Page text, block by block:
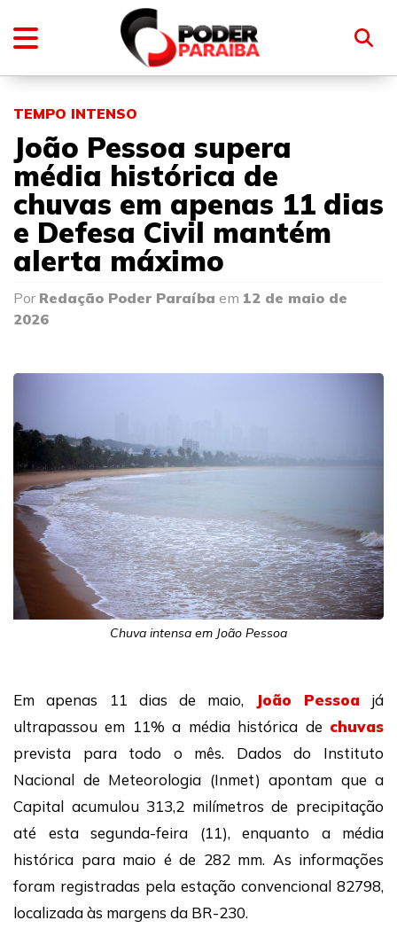
TEMPO INTENSO
João Pessoa supera
média histórica de
chuvas em apenas 11 dias
e Defesa Civil mantém
alerta máximo
Por Redação Poder Paraíba em 12 de maio de
2026
Chuva intensa em João Pessoa
Em apenas 11 dias de maio, João Pessoajá
ultrapassou em 11% a média histórica de chuvas
prevista para todo o mês. Dados do Instituto
Nacional de Meteorologia (Inmet) apontam que a
Capital acumulou 313,2 milímetros de precipitação
até esta segunda-feira (11), enquanto a média
histórica para maio é de 282 mm. As informações
foram registradas pela estação convencional 82798,
localizada às margens da BR-230.